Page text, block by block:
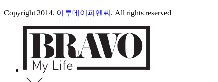
Copyright 2014. 이투데이피엔씨 . All rights reserved